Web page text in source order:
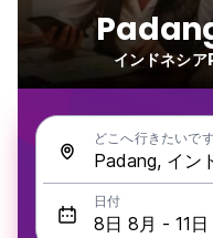
インドネシ
どこへ行きたいで
日付